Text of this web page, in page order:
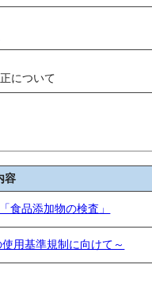
について
容
食品添加物の検査」
用基準規制に向けて～